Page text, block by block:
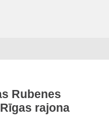
Rubenes
rajona